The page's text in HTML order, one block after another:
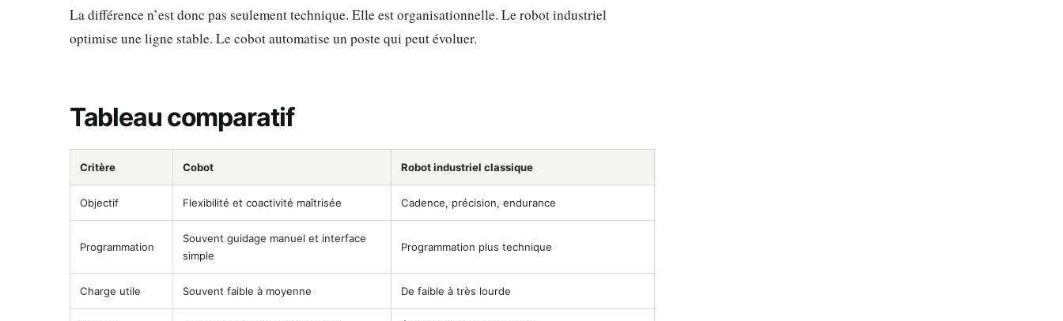
La différence n’est donc pas seulement technique. Elle est organisationnelle. Le robot industriel
optimise une ligne stable. Le cobot automatise un poste qui peut évoluer.
Tableau comparatif
Critère Cobot Robot industriel classique
Objectif Flexibilité et coactivité maîtrisée Cadence, précision, endurance
Programmation
Souvent guidage manuel et interface
simple
Programmation plus technique
Charge utile Souvent faible à moyenne De faible à très lourde